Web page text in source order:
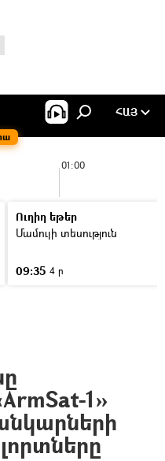
ՀԱՅ
01:00
Ուղիղ եթեր
Մամուլի տեսություն
09:35 4 ր
1»